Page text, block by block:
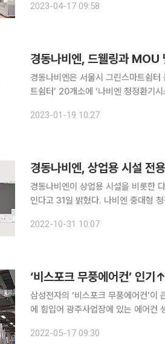
실내 공기질 관리 필요성도 커지고 있
2023-04-17 09:58
경동나비엔, 드웰링과 MOU
경동나비엔은 서울시 그린스마트쉼터
트쉼터’ 20개소에 ‘나비엔 청정환기시스템’을 공
2023-01-19 10:27
경동나비엔, 상업용 시설 전
경동나비엔이 상업용 시설을 비롯한
인다고 31일 밝혔다. 나비엔 중대형 청정환기시스템은 하나의 시스템으로 대형 상업시설 등 넓은 공
에 새로운 패러다임을 제시한 ‘청정
2022-10-31 10:07
‘비스포크 무풍에어컨’ 인
삼성전자의 ‘비스포크 무풍에어컨’이 큰 인기를 얻고 있다. 삼
에 힘입어 광주사업장에 있는 에어컨 생
보였다. 체온풍 모델은 강력한 냉방이
2022-05-17 09:30